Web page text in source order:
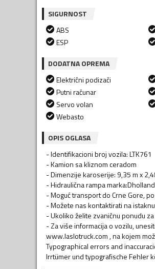
SIGURNOST
ABS
ESP
DODATNA OPREMA
Električni podizači
Putni računar
Servo volan
Webasto
OPIS OGLASA
- Identifikacioni broj vozila: LTK761
- Kamion sa kliznom ceradom
- Dimenzije karoserije: 9,35 m x
- Hidraulična rampa
- Moguć transport do Crne Gore,
- Možete nas kontaktirati na
- Ukoliko želite zvaničnu ponudu
- Za više informacija o vozilu,
www.laslotruck.com , na kojem
Typographical errors and
Irrtümer und typografische Fehler